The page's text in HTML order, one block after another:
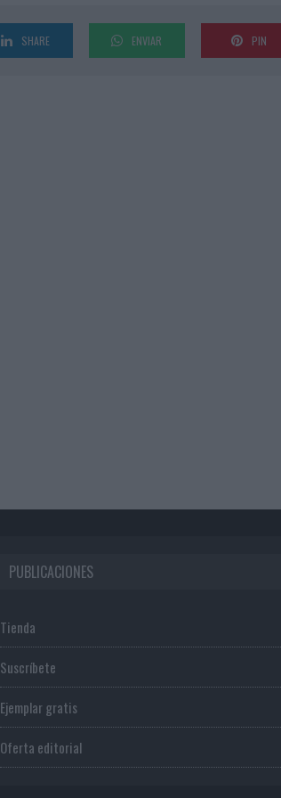
SHARE ENVIAR PIN
PUBLICACIONES
Tienda
Suscríbete
Ejemplar gratis
Oferta editorial